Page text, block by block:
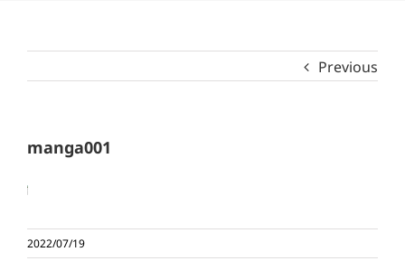
Previous
manga001
2022/07/19